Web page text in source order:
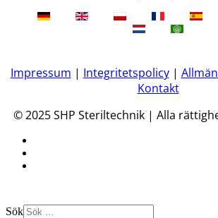
Impressum | Integritetspolicy|
Kontakt
© 2025 SHP Steriltechnik | Alla
Sök